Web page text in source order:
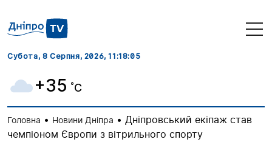
Субота, 8 Серпня, 2026, 11:18:06
+35 ˚C
Головна • Новини Дніпра • Дніпровський екіпаж став
чемпіоном Європи з вітрильного спорту